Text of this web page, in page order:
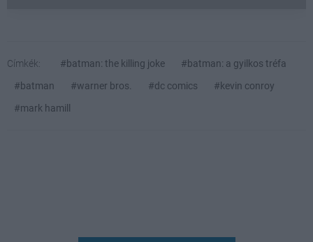
Címkék: #batman: the killing joke
#batman: a gyilkos tréfa
#batman
#warner bros. #dc comics
#kevin conroy
#mark hamill